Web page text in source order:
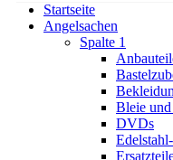
Startseite
Angelsachen
Spalte 1
Bleie
DVDs